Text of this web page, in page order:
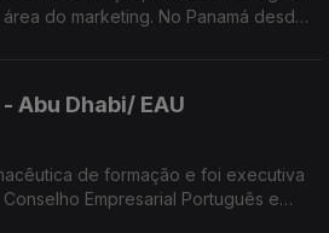
do marketing. No Panamá desde
Abu Dhabi/ EAU
de formação e foi executiva
Empresarial Português e